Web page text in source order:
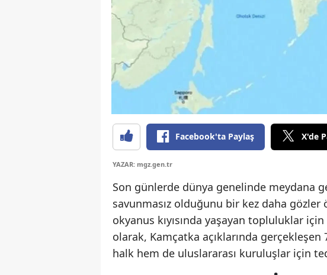
Facebook'ta Paylaş X'de
YAZAR: mgz.gen.tr
Son günlerde dünya genelinde meydana
savunmasız olduğunu bir kez daha gözler
okyanus kıyısında yaşayan topluluklar
olarak, Kamçatka açıklarında
halk hem de uluslararası kuruluşlar için